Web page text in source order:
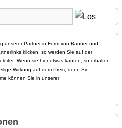
unserer Partner in Form von Banner und
klicken, so werden Sie auf der
Wenn sie hier etwas kaufen, so erhalten
Wirkung auf dem Preis, denn Sie
können Sie in unserer